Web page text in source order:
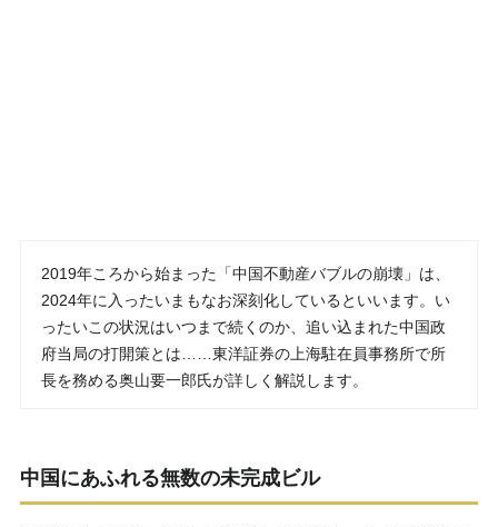
2019年ころから始まった「中国不動産バブルの崩壊」は、
2024年に入ったいまもなお深刻化しているといいます。い
ったいこの状況はいつまで続くのか、追い込まれた中国政
府当局の打開策とは……東洋証券の上海駐在員事務所で所
長を務める奥山要一郎氏が詳しく解説します。
中国にあふれる無数の未完成ビル